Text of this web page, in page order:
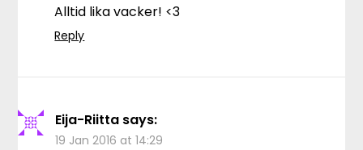
Alltid lika vacker! <3
Reply
Eija-Riitta says:
19 Jan 2016 at 14:29